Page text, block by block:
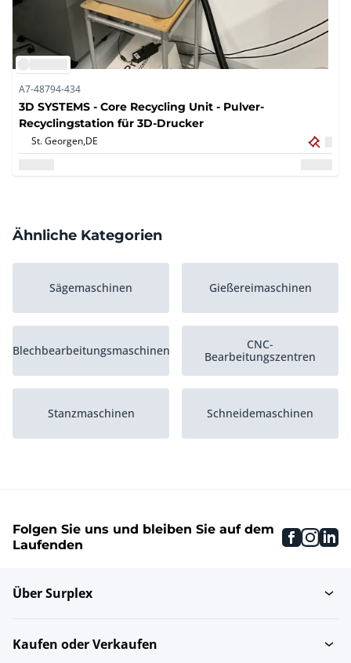
A7-48794-434
3D SYSTEMS - Core Recycling Unit - Pulver-
Recyclingstation für 3D-Drucker
St. Georgen,DE
Ähnliche Kategorien
Sägemaschinen Gießereimaschinen
Blechbearbeitungsmaschinen
CNC-
Bearbeitungszentren
Stanzmaschinen Schneidemaschinen
Produktionslinien Schleuderstrahlanlagen
Bohrwerke
Folgen Sie uns und bleiben Sie auf dem
Laufenden
Über Surplex
Kaufen oder Verkaufen